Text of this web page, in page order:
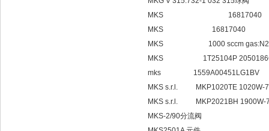
MKS 16817040
MKS 16817040
MKS 1000 sccm gas:N2
MKS 1T25104P
mks 1559A00451LG1BV
MKS s.r.l. MKP1020TE 1020W-
MKS s.r.l. MKP2021BH 1900W-
MKS-2/90分流阀